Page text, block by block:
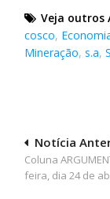
Veja outros
cosco,
Mineração,s.a,
de
Notícia
Coluna
feira, dia 24 de